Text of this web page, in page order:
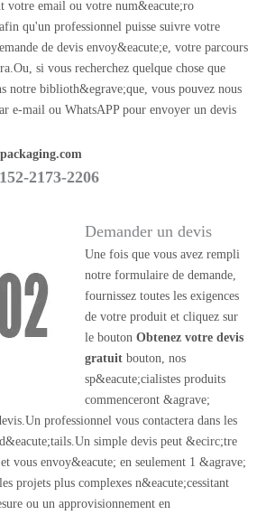
votre email ou votre num&eacute;ro
qu'un professionnel puisse suivre votre
de devis envoy&eacute;e, votre parcours
si vous recherchez quelque chose que
notre biblioth&egrave;que, vous pouvez nous
e-mail ou WhatsAPP pour envoyer un devis
2173-2206
Demander un devis
Une fois que vous avez rempli
notre formulaire de demande,
fournissez toutes les exigences
de votre produit et cliquez sur
le boutonObtenez votre devis
gratuit bouton, nos
sp&eacute;cialistes produits
commenceront &agrave;
professionnel vous contactera dans les
simple devis peut &ecirc;tre
vous envoy&eacute; en seulement 1 &agrave;
projets plus complexes n&eacute;cessitant
ou un approvisionnement en